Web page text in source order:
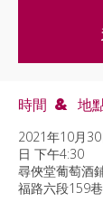
時間 & 地
2021年10月
日 下午4:30
尋俠堂葡萄酒
福路六段159